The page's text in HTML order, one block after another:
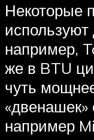
Некоторые
используют
например,
же в BTU
чуть
«двенашек»
например